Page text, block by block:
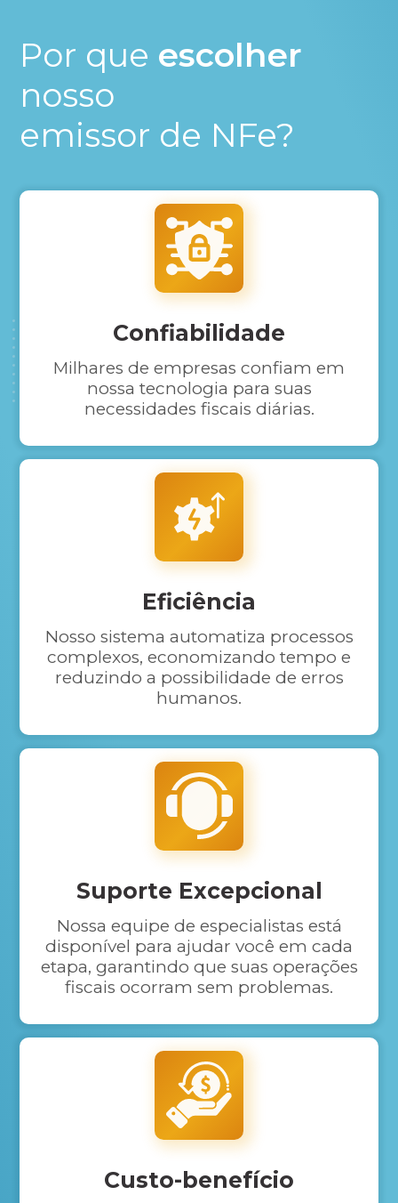
Por que escolher
nosso
emissor de NFe?
Confiabilidade
Milhares de empresas confiam em
nossa tecnologia para suas
necessidades fiscais diárias.
Eficiência
Nosso sistema automatiza processos
complexos, economizando tempo e
reduzindo a possibilidade de erros
humanos.
Suporte Excepcional
Nossa equipe de especialistas está
disponível para ajudar você em cada
etapa, garantindo que suas operações
fiscais ocorram sem problemas.
Custo-benefício